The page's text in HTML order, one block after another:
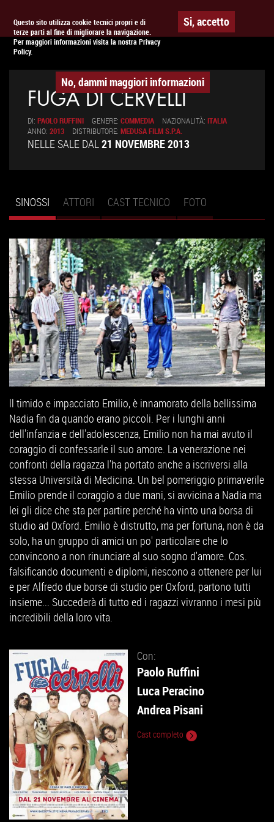
Questo sito utilizza cookie tecnici propri e di
terze parti al fine di migliorare la navigazione.
Per maggiori informazioni visita la nostra Privacy
Policy.
Si, accetto
No, dammi maggiori informazioni
APPUNTAMENTO AL CINEMA
FUGA DI CERVELLI
DI: PAOLO RUFFINI GENERE: COMMEDIA NAZIONALITÀ: ITALIA
ANNO: 2013 DISTRIBUTORE: MEDUSA FILM S.P.A.
NELLE SALE DAL21 NOVEMBRE 2013
Schede primarie
SINOSSI (SCHEDA
ATTIVA)
ATTORI CAST TECNICO FOTO
ll timido e impacciato Emilio, è innamorato della bellissima
Nadia fin da quando erano piccoli. Per i lunghi anni
dell'infanzia e dell'adolescenza, Emilio non ha mai avuto il
coraggio di confessarle il suo amore. La venerazione nei
confronti della ragazza l'ha portato anche a iscriversi alla
stessa Università di Medicina. Un bel pomeriggio primaverile
Emilio prende il coraggio a due mani, si avvicina a Nadia ma
lei gli dice che sta per partire perché ha vinto una borsa di
studio ad Oxford. Emilio è distrutto, ma per fortuna, non è da
solo, ha un gruppo di amici un po' particolare che lo
convincono a non rinunciare al suo sogno d'amore. Cos.
falsificando documenti e diplomi, riescono a ottenere per lui
e per Alfredo due borse di studio per Oxford, partono tutti
insieme... Succederà di tutto ed i ragazzi vivranno i mesi più
incredibili della loro vita.
Con:
Paolo Ruffini
Luca Peracino
Andrea Pisani
Cast completo